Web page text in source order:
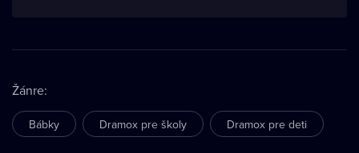
Žánre:
Bábky Dramox pre školy Dramox pre deti